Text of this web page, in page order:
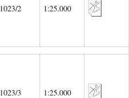
1023/2 1:25.000
1023/3 1:25.000